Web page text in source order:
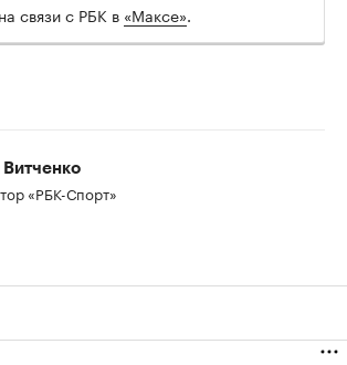
связи с РБК в «Максе».
Витченко
«РБК-Спорт»